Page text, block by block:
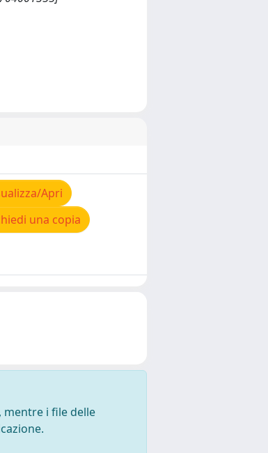
Apri
una copia
, mentre i file delle